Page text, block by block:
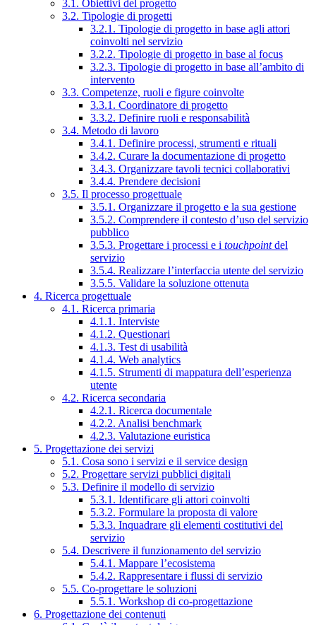
3.1. Obiettivi del progetto
3.2. Tipologie di progetti
3.2.1. Tipologie di progetto in base agli attori
coinvolti nel servizio
3.2.2. Tipologie di progetto in base al focus
3.2.3. Tipologie di progetto in base all’ambito di
intervento
3.3. Competenze, ruoli e figure coinvolte
3.3.1. Coordinatore di progetto
3.3.2. Definire ruoli e responsabilità
3.4. Metodo di lavoro
3.4.1. Definire processi, strumenti e rituali
3.4.2. Curare la documentazione di progetto
3.4.3. Organizzare tavoli tecnici collaborativi
3.4.4. Prendere decisioni
3.5. Il processo progettuale
3.5.1. Organizzare il progetto e la sua gestione
3.5.2. Comprendere il contesto d’uso del servizio
pubblico
3.5.3. Progettare i processi e i touchpointdel
servizio
3.5.4. Realizzare l’interfaccia utente del servizio
3.5.5. Validare la soluzione ottenuta
4. Ricerca progettuale
4.1. Ricerca primaria
4.1.1. Interviste
4.1.2. Questionari
4.1.3. Test di usabilità
4.1.4. Web analytics
4.1.5. Strumenti di mappatura dell’esperienza
utente
4.2. Ricerca secondaria
4.2.1. Ricerca documentale
4.2.2. Analisi benchmark
4.2.3. Valutazione euristica
5. Progettazione dei servizi
5.1. Cosa sono i servizi e il service design
5.2. Progettare servizi pubblici digitali
5.3. Definire il modello di servizio
5.3.1. Identificare gli attori coinvolti
5.3.2. Formulare la proposta di valore
5.3.3. Inquadrare gli elementi costitutivi del
servizio
5.4. Descrivere il funzionamento del servizio
5.4.1. Mappare l’ecosistema
5.4.2. Rappresentare i flussi di servizio
5.5. Co-progettare le soluzioni
5.5.1. Workshop di co-progettazione
6. Progettazione dei contenuti